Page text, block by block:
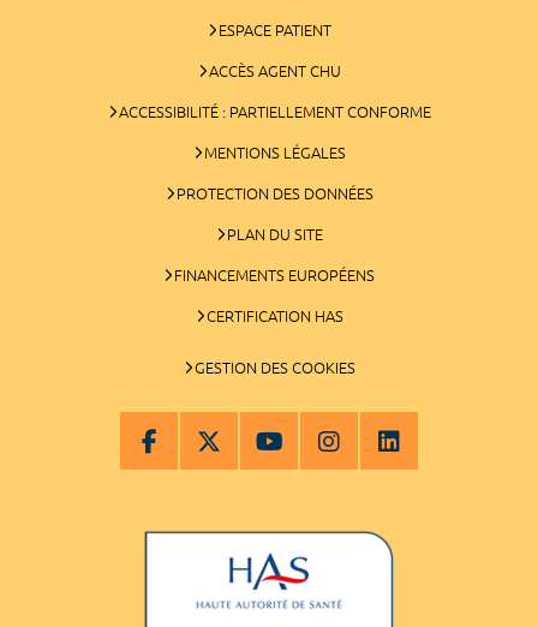
ESPACE PATIENT
ACCÈS AGENT CHU
ACCESSIBILITÉ : PARTIELLEMENT CONFORME
MENTIONS LÉGALES
PROTECTION DES DONNÉES
PLAN DU SITE
FINANCEMENTS EUROPÉENS
CERTIFICATION HAS
GESTION DES COOKIES